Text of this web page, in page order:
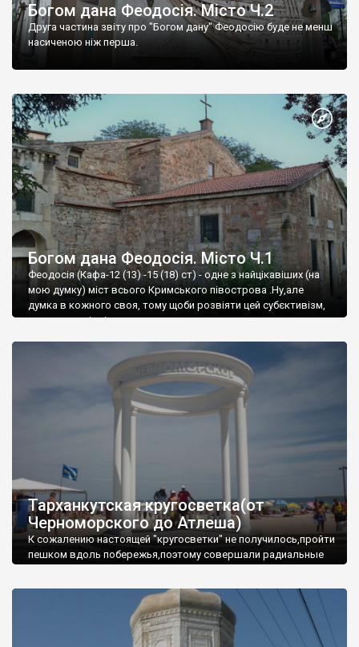
Богом дана Феодосія. Місто Ч.2
Друга частина звіту про "Богом дану" Феодосію буде не менш
насиченою ніж перша.
Богом дана Феодосія. Місто Ч.1
Феодосія (Кафа-12 (13) -15 (18) ст) - одне з найцікавіших (на
мою думку) міст всього Кримського півострова .Ну,але
думка в кожного своя, тому щоби розвіяти цей субєктивізм,
запрошую відвідати це
Тарханкутская кругосветка(от
Черноморского до Атлеша)
К сожалению настоящей "кругосветки" не получилось,пройти
пешком вдоль побережья,поэтому совершали радиальные